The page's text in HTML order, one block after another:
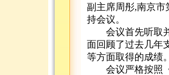
副主席周彤,南京
持会议。
会议首先听取并
面回顾了过去几年
等方面取得的成绩
会议严格按照《